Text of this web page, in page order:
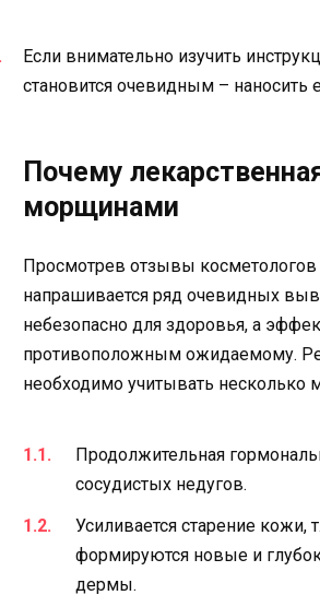
Если внимательно изучить
становится очевидным – наносить
Почему
морщинами
Просмотрев отзывы
напрашивается ряд очевидных
небезопасно для здоровья, а
противоположным ожидаемому.
необходимо учитывать несколько
Продолжительная
сосудистых недугов.
Усиливается старение кожи,
формируются новые и
дермы.